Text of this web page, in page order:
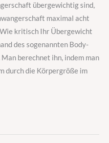
übergewichtig sind,
maximal acht
kritisch Ihr Übergewicht
des sogenannten Body-
berechnet ihn, indem man
durch die Körpergröße im